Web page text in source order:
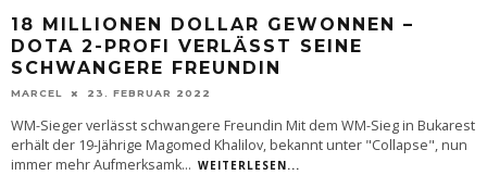
18 MILLIONEN DOLLAR GEWONNEN –
DOTA 2-PROFI VERLÄSST SEINE
SCHWANGERE FREUNDIN
MARCEL 23. FEBRUAR 2022
WM-Sieger verlässt schwangere Freundin Mit dem WM-Sieg in Bukarest
erhält der 19-Jährige Magomed Khalilov, bekannt unter "Collapse", nun
immer mehr Aufmerksamk... WEITERLESEN...